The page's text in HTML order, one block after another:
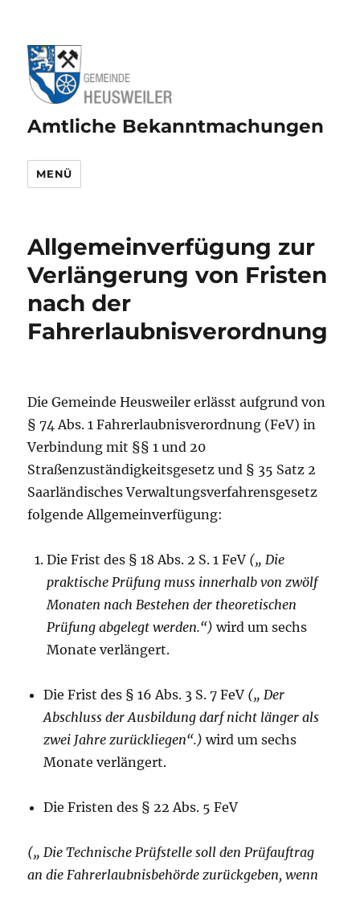
Amtliche Bekanntmachungen
MENÜ
Allgemeinverfügung zur
Verlängerung von Fristen
nach der
Fahrerlaubnisverordnung
Die Gemeinde Heusweiler erlässt aufgrund von
§ 74 Abs. 1 Fahrerlaubnisverordnung (FeV) in
Verbindung mit §§ 1 und 20
Straßenzuständigkeitsgesetz und § 35 Satz 2
Saarländisches Verwaltungsverfahrensgesetz
folgende Allgemeinverfügung:
Die Frist des § 18 Abs. 2 S. 1 FeV („ Die
praktische Prüfung muss innerhalb von zwölf
Monaten nach Bestehen der theoretischen
Prüfung abgelegt werden.“)wird um sechs
Monate verlängert.
Die Frist des § 16 Abs. 3 S. 7 FeV („ Der
Abschluss der Ausbildung darf nicht länger als
zwei Jahre zurückliegen“.)wird um sechs
Monate verlängert.
Die Fristen des § 22 Abs. 5 FeV
(„ Die Technische Prüfstelle soll den Prüfauftrag
an die Fahrerlaubnisbehörde zurückgeben, wenn